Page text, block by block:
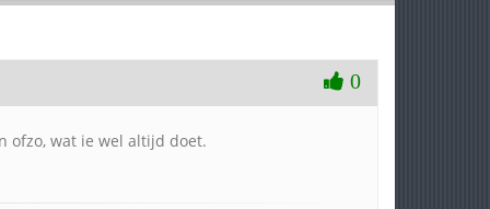
0
ofzo, wat ie wel altijd doet.